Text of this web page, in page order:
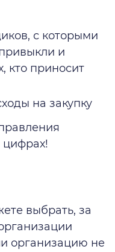
с которыми
и
кто приносит
на закупку
цифрах!
выбрать, за
организацию не